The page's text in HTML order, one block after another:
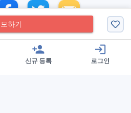
하기
person_add
신규 등록
login
로그인